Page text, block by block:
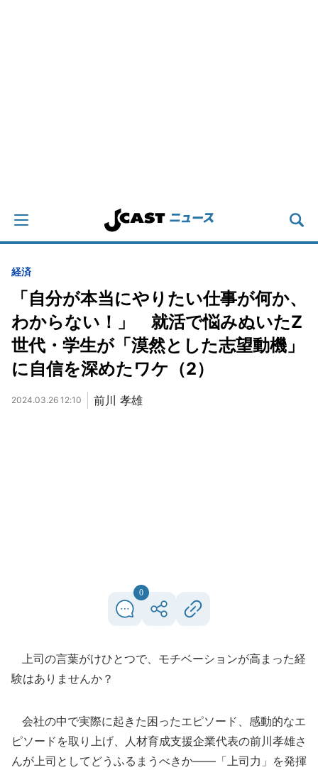
経済
「自分が本当にやりたい仕事が何か、
わからない！」 就活で悩みぬいたZ
世代・学生が「漠然とした志望動機」
に自信を深めたワケ（2）
2024.03.26 12:10 前川 孝雄
0
上司の言葉がけひとつで、モチベーションが高まった経
験はありませんか？
会社の中で実際に起きた困ったエピソード、感動的なエ
ピソードを取り上げ、人材育成支援企業代表の前川孝雄さ
んが上司としてどうふるまうべきか――「上司力」を発揮